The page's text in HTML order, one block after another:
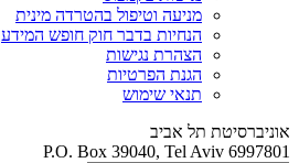
מניעה וטיפול בהטרדה מינית
הנחיות בדבר חוק חופש המידע
הצהרת נגישות
הגנת הפרטיות
תנאי שימוש
אוניברסיטת תל אביב
P.O. Box 39040, Tel Aviv 6997801